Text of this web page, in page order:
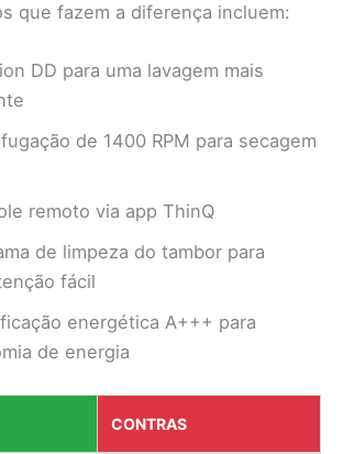
que fazem a diferença incluem:
DD para uma lavagem mais
de 1400 RPM para secagem
remoto via app ThinQ
de limpeza do tambor para
fácil
energética A+++ para
de energia
CONTRAS